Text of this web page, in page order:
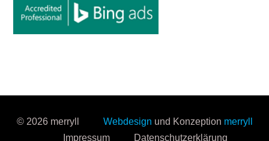
© 2026 merryll Webdesign und Konzeption merryll
Impressum
Datenschutzerklärung